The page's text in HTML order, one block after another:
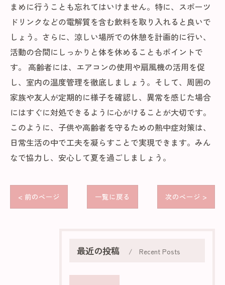
まめに行うことも忘れてはいけません。特に、スポーツ
ドリンクなどの電解質を含む飲料を取り入れると良いで
しょう。さらに、涼しい場所での休憩を計画的に行い、
活動の合間にしっかりと体を休めることもポイントで
す。 高齢者には、エアコンの使用や扇風機の活用を促
し、室内の温度管理を徹底しましょう。そして、周囲の
家族や友人が定期的に様子を確認し、異常を感じた場合
にはすぐに対処できるように心がけることが大切です。
このように、子供や高齢者を守るための熱中症対策は、
日常生活の中で工夫を凝らすことで実現できます。みん
なで協力し、安心して夏を過ごしましょう。
< 前のページ 一覧に戻る 次のページ >
最近の投稿 Recent Posts